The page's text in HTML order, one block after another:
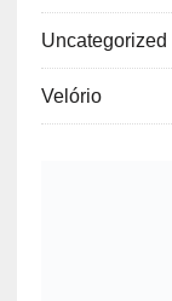
Uncategorized
Velório